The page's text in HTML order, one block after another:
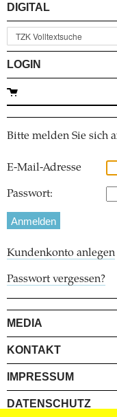
DIGITAL
LOGIN
Bitte melden Sie sich
E-Mail-Adresse
Passwort:
Kundenkonto anlegen
Passwort vergessen?
MEDIA
KONTAKT
IMPRESSUM
DATENSCHUTZ